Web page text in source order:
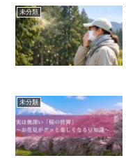
未分類
未分類